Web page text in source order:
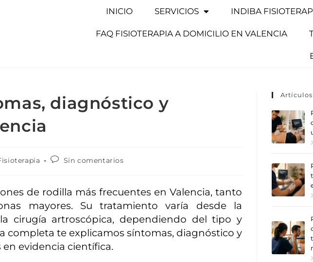
INICIO SERVICIOS INDIBA
FAQ FISIOTERAPIA A DOMICILIO EN VALENCIA
diagnóstico y
Sin comentarios
de rodilla más frecuentes en Valencia, tanto
mayores. Su tratamiento varía desde la
cirugía artroscópica, dependiendo del tipo y
completa te explicamos síntomas, diagnóstico y
evidencia científica.